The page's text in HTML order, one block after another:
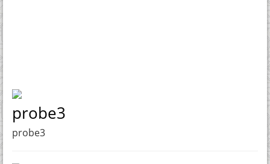
probe3
probe3